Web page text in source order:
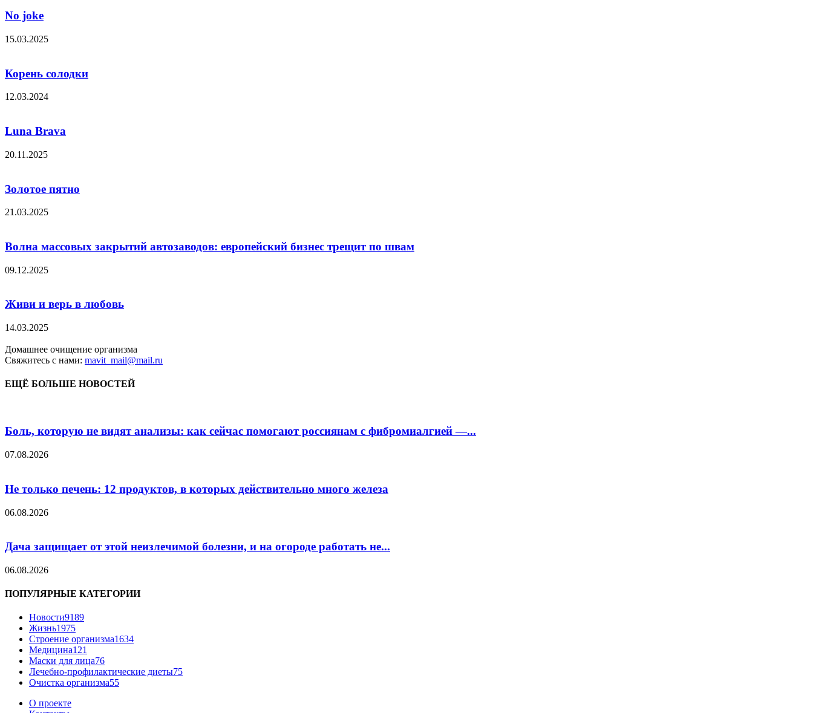
No joke
15.03.2025
Корень солодки
12.03.2024
Luna Brava
20.11.2025
Золотое пятно
21.03.2025
Волна массовых закрытий автозаводов: европейский бизнес трещит по швам
09.12.2025
Живи и верь в любовь
14.03.2025
Домашнее очищение организма
Свяжитесь с нами: mavit_mail@mail.ru
ЕЩЁ БОЛЬШЕ НОВОСТЕЙ
Боль, которую не видят анализы: как сейчас помогают россиянам с фибромиалгией —...
07.08.2026
Не только печень: 12 продуктов, в которых действительно много железа
06.08.2026
Дача защищает от этой неизлечимой болезни, и на огороде работать не...
06.08.2026
ПОПУЛЯРНЫЕ КАТЕГОРИИ
Новости9189
Жизнь1975
Строение организма1634
Медицина121
Маски для лица76
Лечебно-профилактические диеты75
Очистка организма55
О проекте